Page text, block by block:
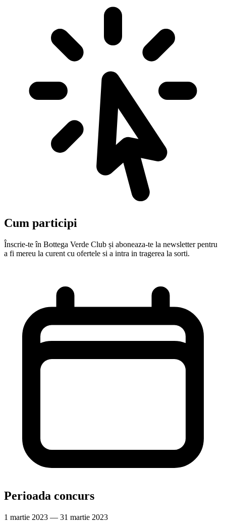
Cum participi
Înscrie-te în Bottega Verde Club și aboneaza-te la newsletter pentru
a fi mereu la curent cu ofertele si a intra in tragerea la sorti.
Perioada concurs
1 martie 2023 — 31 martie 2023